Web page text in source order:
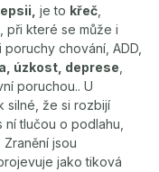
je to křeč,
při které se může i
chování, ADD,
úzkost, deprese,
poruchou.. U
silné, že si rozbijí
ní tlučou o podlahu,
jsou
jako tiková